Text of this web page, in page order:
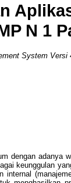
N 1
System Versi
dengan adanya
keunggulan